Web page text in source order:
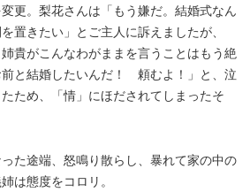
更。梨花さんは「もう嫌だ。結婚式なん
置きたい」とご主人に訴えましたが、
姉貴がこんなわがままを言うことはもう絶
と結婚したいんだ！ 頼むよ！」と、泣
ため、「情」にほだされてしまったそ
た途端、怒鳴り散らし、暴れて家の中の
は態度をコロリ。